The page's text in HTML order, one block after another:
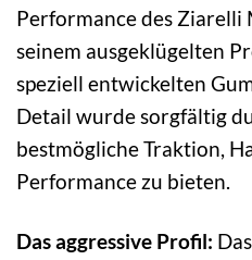
Performance des Ziarelli
seinem ausgeklügelten
speziell entwickelten
Detail wurde sorgfältig
bestmögliche Traktion,
Performance zu bieten.
Das aggressive Profil: